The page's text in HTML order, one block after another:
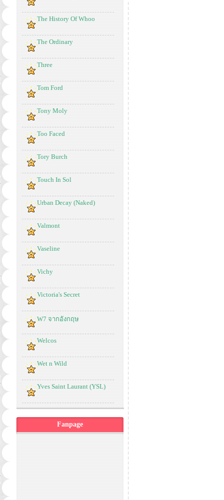
The History Of Whoo
The Ordinary
Three
Tom Ford
Tony Moly
Too Faced
Tory Burch
Touch In Sol
Urban Decay (Naked)
Valmont
Vaseline
Vichy
Victoria's Secret
W7 จากอังกฤษ
Welcos
Wet n Wild
Yves Saint Laurant (YSL)
Fanpage